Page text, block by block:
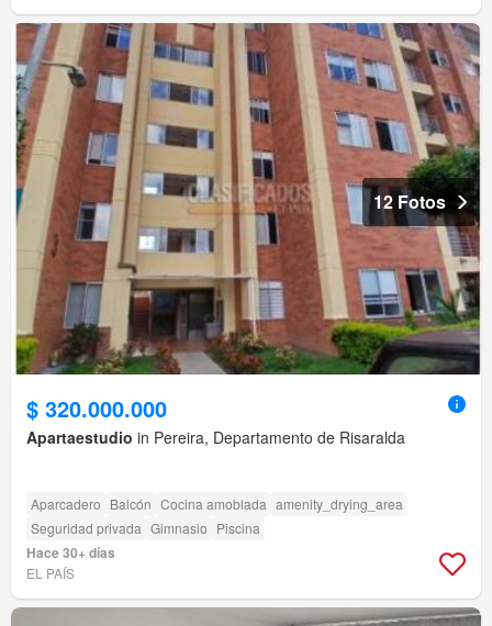
12 Fotos
$ 320.000.000
Apartaestudio in Pereira, Departamento de Risaralda
Aparcadero Balcón Cocina amoblada amenity_drying_area
Seguridad privada Gimnasio Piscina
Hace 30+ días
EL PAÍS